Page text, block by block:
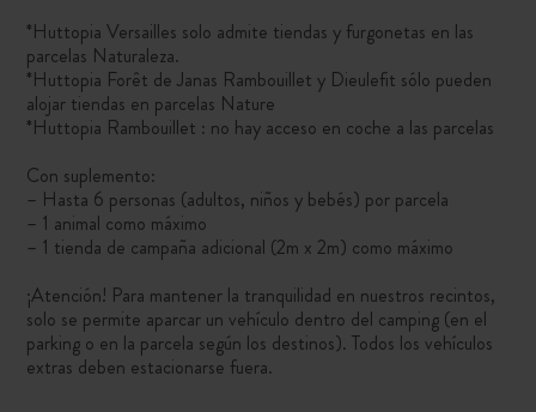
*Huttopia Versailles solo admite tiendas y furgonetas en las
parcelas Naturaleza.
*Huttopia Forêt de Janas Rambouillet y Dieulefit sólo pueden
alojar tiendas en parcelas Nature
*Huttopia Rambouillet : no hay acceso en coche a las parcelas
Con suplemento:
– Hasta 6 personas (adultos, niños y bebés) por parcela
– 1 animal como máximo
– 1 tienda de campaña adicional (2m x 2m) como máximo
¡Atención! Para mantener la tranquilidad en nuestros recintos,
solo se permite aparcar un vehículo dentro del camping (en el
parking o en la parcela según los destinos). Todos los vehículos
extras deben estacionarse fuera.